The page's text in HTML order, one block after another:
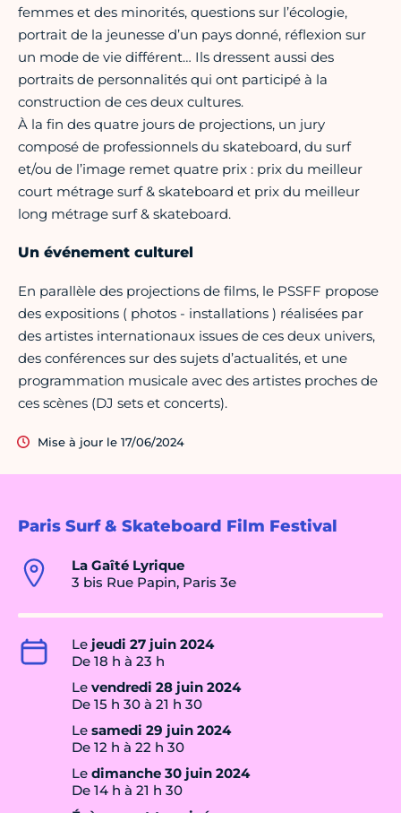
Paris Surf & Skateboard Film Festival
La Gaîté Lyrique
3 bis Rue Papin, Paris 3e
Le jeudi 27 juin 2024
De 18 h à 23 h
Le vendredi 28 juin 2024
De 15 h 30 à 21 h 30
Le samedi 29 juin 2024
De 12 h à 22 h 30
Le dimanche 30 juin 2024
De 14 h à 21 h 30
femmes et des minorités, questions sur l’écologie,
portrait de la jeunesse d’un pays donné, réflexion sur
un mode de vie différent… Ils dressent aussi des
portraits de personnalités qui ont participé à la
construction de ces deux cultures.
À la fin des quatre jours de projections, un jury
composé de professionnels du skateboard, du surf
et/ou de l’image remet quatre prix : prix du meilleur
court métrage surf & skateboard et prix du meilleur
long métrage surf & skateboard.
Un événement culturel
En parallèle des projections de films, le PSSFF propose
des expositions ( photos - installations ) réalisées par
des artistes internationaux issues de ces deux univers,
des conférences sur des sujets d’actualités, et une
programmation musicale avec des artistes proches de
ces scènes (DJ sets et concerts).
Mise à jour le 17/06/2024